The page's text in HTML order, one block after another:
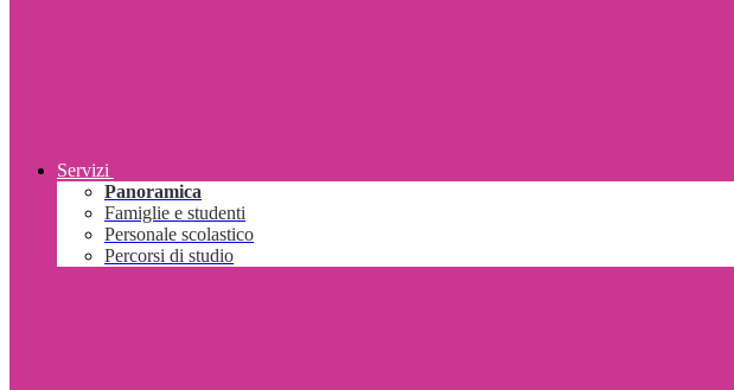
Servizi
Panoramica
Famiglie e studenti
Personale scolastico
Percorsi di studio